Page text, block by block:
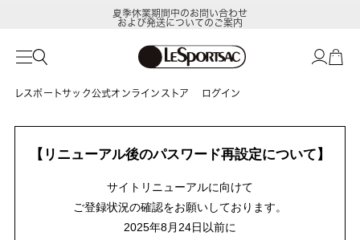
夏季休業期間中のお問い合わせ
および発送についてのご案内
レスポートサック公式オンラインストア ログイン
【リニューアル後のパスワード再設定について】
サイトリニューアルに向けて
ご登録状況の確認をお願いしております。
2025年8月24日以前に